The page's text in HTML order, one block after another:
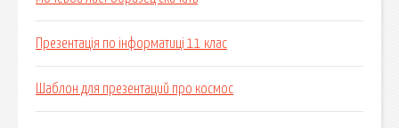
Презентація по інформатиці 11 клас
Шаблон для презентаций про космос